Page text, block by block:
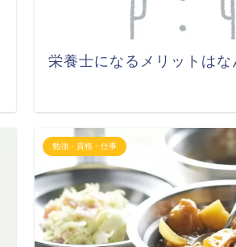
栄養士になるメリットはな
勉強・資格・仕事